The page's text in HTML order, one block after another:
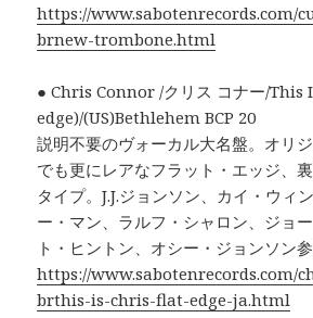
https://www.sabotenrecords.com/
brnew-trombone.html
● Chris Connor /クリス コナー/This
edge)/(US)Bethlehem BCP 20
説明不要のヴォーカル大名盤。オリ
でも更にレアなフラット・エッジ、
タイプ。J.J.ジョンソン、カイ・ウィ
ー・マン、ラルフ・シャロン、ジョ
ト・ヒントン、オシー・ジョンソン参
https://www.sabotenrecords.com/
brthis-is-chris-flat-edge-ja.html